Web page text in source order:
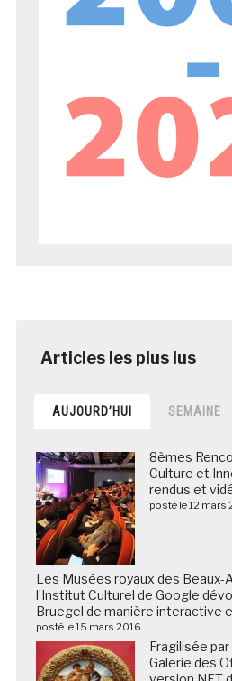
AUJOURD’HUI SEMAINE
8èmes
Culture et
rendus et
posté le 12 mars
Les Musées royaux des Beaux-
l’Institut Culturel de Google
Bruegel de manière interactive
posté le 15 mars 2016
Fragilisée par
Galerie des